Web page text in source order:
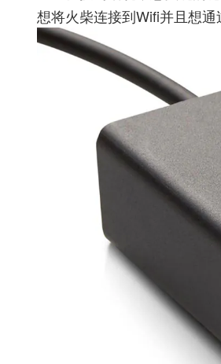
想将火柴连接到Wifi并且想通